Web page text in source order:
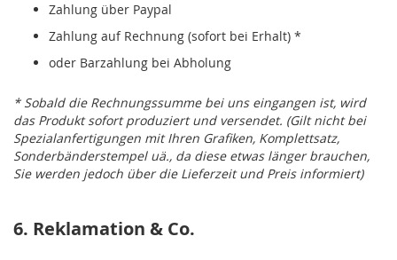
Zahlung über Paypal
Zahlung auf Rechnung (sofort bei Erhalt) *
oder Barzahlung bei Abholung
* Sobald die Rechnungssumme bei uns eingangen ist, wird
das Produkt sofort produziert und versendet. (Gilt nicht bei
Spezialanfertigungen mit Ihren Grafiken, Komplettsatz,
Sonderbänderstempel uä., da diese etwas länger brauchen,
Sie werden jedoch über die Lieferzeit und Preis informiert)
6. Reklamation & Co.